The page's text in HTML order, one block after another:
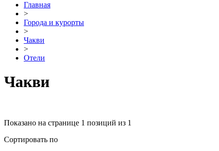
Главная
>
Города и курорты
>
Чакви
>
Отели
Чакви
Показано на странице 1 позиций из 1
Сортировать по